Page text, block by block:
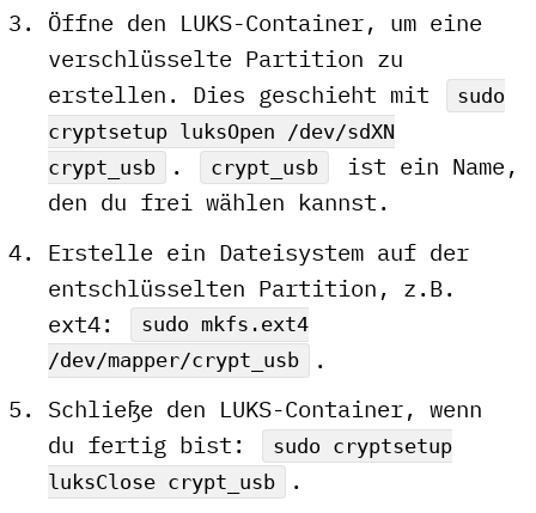
Öffne den LUKS-Container, um eine
verschlüsselte Partition zu
erstellen. Dies geschieht mit
sudo
cryptsetup luksOpen /dev/sdXN
crypt_usb
. crypt_usb
ist ein Name,
den du frei wählen kannst.
Erstelle ein Dateisystem auf der
entschlüsselten Partition, z.B.
ext4:
sudo mkfs.ext4
/dev/mapper/crypt_usb
.
Schließe den LUKS-Container, wenn
du fertig bist:
sudo cryptsetup
luksClose crypt_usb
.